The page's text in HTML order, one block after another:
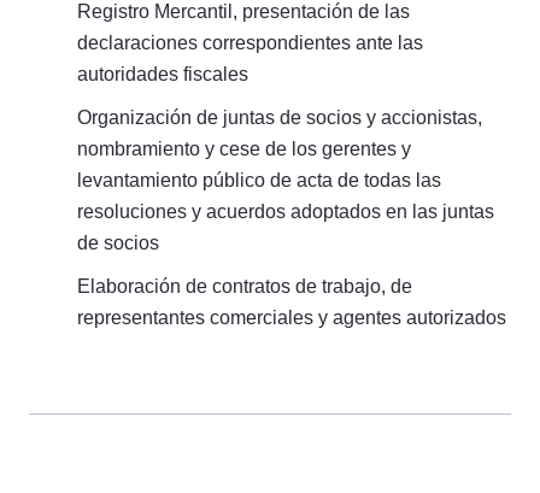
Registro Mercantil, presentación de las
declaraciones correspondientes ante las
autoridades fiscales
Organización de juntas de socios y accionistas,
nombramiento y cese de los gerentes y
levantamiento público de acta de todas las
resoluciones y acuerdos adoptados en las juntas
de socios
Elaboración de contratos de trabajo, de
representantes comerciales y agentes autorizados